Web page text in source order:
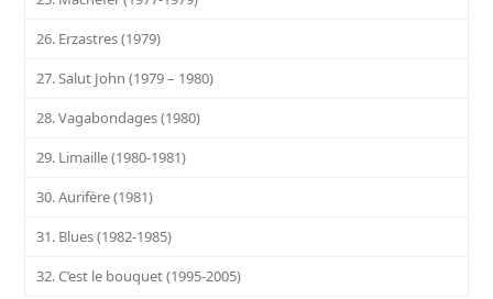
26. Erzastres (1979)
27. Salut John (1979 – 1980)
28. Vagabondages (1980)
29. Limaille (1980-1981)
30. Aurifère (1981)
31. Blues (1982-1985)
32. C’est le bouquet (1995-2005)